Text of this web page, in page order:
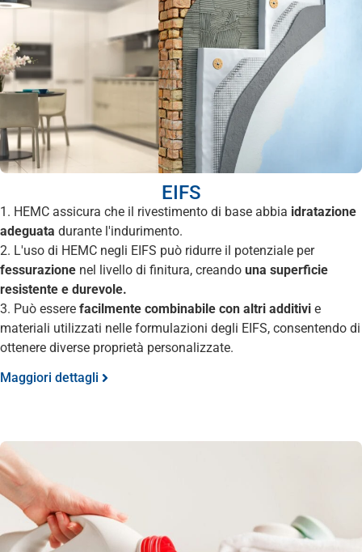
EIFS
1. HEMC assicura che il rivestimento di base abbia idratazione
adeguata durante l'indurimento.
2. L'uso di HEMC negli EIFS può ridurre il potenziale per
fessurazione nel livello di finitura, creando una superficie
resistente e durevole.
3. Può essere facilmente combinabile con altri additivi e
materiali utilizzati nelle formulazioni degli EIFS, consentendo di
ottenere diverse proprietà personalizzate.
Maggiori dettagli